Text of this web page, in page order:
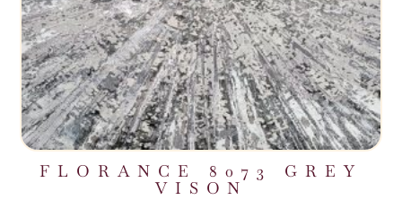
FLORANCE 8073 GREY
VISON